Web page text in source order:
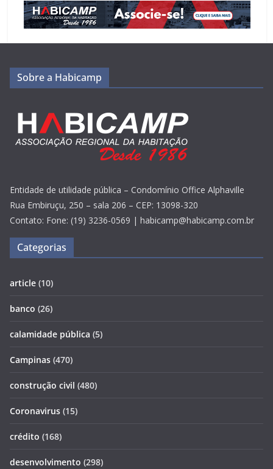
Sobre a Habicamp
Entidade de utilidade pública – Condomínio Office Alphaville
Rua Embiruçu, 250 – sala 206 – CEP: 13098-320
Contato: Fone: (19) 3236-0569 | habicamp@habicamp.com.br
Categorias
article (10)
banco (26)
calamidade pública (5)
Campinas (470)
construção civil (480)
Coronavirus (15)
crédito (168)
desenvolvimento (298)